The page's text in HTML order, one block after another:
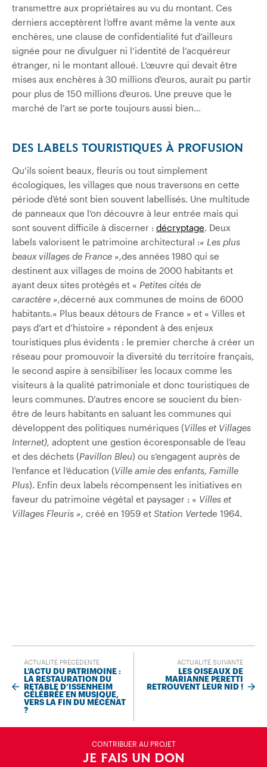
transmettre aux propriétaires au vu du montant. Ces
derniers acceptèrent l’offre avant même la vente aux
enchères, une clause de confidentialité fut d’ailleurs
signée pour ne divulguer ni l’identité de l’acquéreur
étranger, ni le montant alloué. L’œuvre qui devait être
mises aux enchères à 30 millions d’euros, aurait pu partir
pour plus de 150 millions d’euros. Une preuve que le
marché de l’art se porte toujours aussi bien…
DES LABELS TOURISTIQUES À PROFUSION
Qu’ils soient beaux, fleuris ou tout simplement
écologiques, les villages que nous traversons en cette
période d’été sont bien souvent labellisés. Une multitude
de panneaux que l’on découvre à leur entrée mais qui
sont souvent difficile à discerner : décryptage. Deux
labels valorisent le patrimoine architectural :« Les plus
beaux villages de France »,des années 1980 qui se
destinent aux villages de moins de 2000 habitants et
ayant deux sites protégés et « Petites cités de
caractère »,décerné aux communes de moins de 6000
habitants.« Plus beaux détours de France » et « Villes et
pays d’art et d’histoire » répondent à des enjeux
touristiques plus évidents : le premier cherche à créer un
réseau pour promouvoir la diversité du territoire français,
le second aspire à sensibiliser les locaux comme les
visiteurs à la qualité patrimoniale et donc touristiques de
leurs communes. D’autres encore se soucient du bien-
être de leurs habitants en saluant les communes qui
développent des politiques numériques (Villes et Villages
Internet), adoptent une gestion écoresponsable de l’eau
et des déchets (Pavillon Bleu) ou s’engagent auprès de
l’enfance et l’éducation (Ville amie des enfants, Famille
Plus). Enfin deux labels récompensent les initiatives en
faveur du patrimoine végétal et paysager : « Villes et
Villages Fleuris », créé en 1959 et Station Vertede 1964.
ACTUALITÉ PRÉCÉDENTE
L’ACTU DU PATRIMOINE :
LA RESTAURATION DU
RETABLE D’ISSENHEIM
CÉLÉBRÉE EN MUSIQUE,
VERS LA FIN DU MÉCÉNAT
?
ACTUALITÉ SUIVANTE
LES OISEAUX DE
MARIANNE PERETTI
RETROUVENT LEUR NID !
CONTRIBUER AU PROJET
JE FAIS UN DON